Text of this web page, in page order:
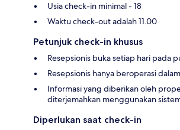
Usia check-in minimal - 18
Waktu check-out adalah 11.00
Petunjuk check-in khusus
Resepsionis buka setiap hari pada
Resepsionis hanya beroperasi
Informasi yang diberikan oleh
diterjemahkan menggunakan
Diperlukan saat check-in